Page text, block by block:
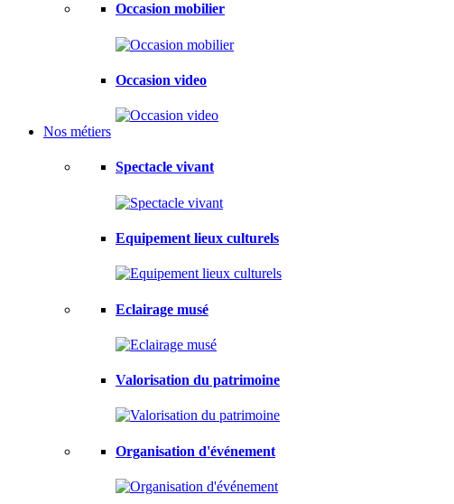
Occasion mobilier
Occasion video
Nos métiers
Spectacle vivant
Equipement lieux culturels
Eclairage musé
Valorisation du patrimoine
Organisation d'événement